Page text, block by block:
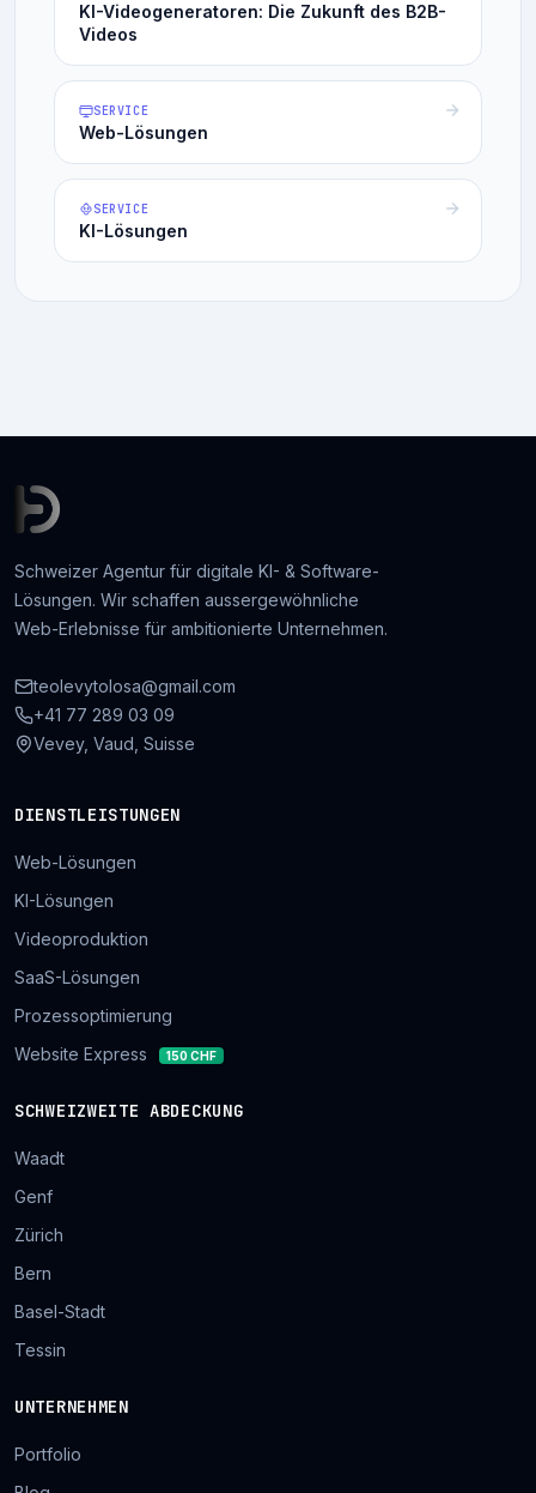
KI-Videogeneratoren: Die Zukunft des B2B-
Videos
SERVICE
Web-Lösungen
SERVICE
KI-Lösungen
Schweizer Agentur für digitale KI- & Software-
Lösungen. Wir schaffen aussergewöhnliche
Web-Erlebnisse für ambitionierte Unternehmen.
teolevytolosa@gmail.com
+41 77 289 03 09
Vevey, Vaud, Suisse
DIENSTLEISTUNGEN
Web-Lösungen
KI-Lösungen
Videoproduktion
SaaS-Lösungen
Prozessoptimierung
Website Express
150 CHF
SCHWEIZWEITE ABDECKUNG
Waadt
Genf
Zürich
Bern
Basel-Stadt
Tessin
UNTERNEHMEN
Portfolio